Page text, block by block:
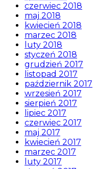
czerwiec 2018
maj 2018
kwiecień 2018
marzec 2018
luty 2018
styczeń 2018
grudzień 2017
listopad 2017
październik 2017
wrzesień 2017
sierpień 2017
lipiec 2017
czerwiec 2017
maj 2017
kwiecień 2017
marzec 2017
luty 2017